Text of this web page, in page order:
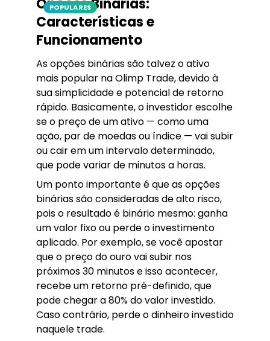
POPULARES
Opções Binárias:
Características e
Funcionamento
As opções binárias são talvez o ativo
mais popular na Olimp Trade, devido à
sua simplicidade e potencial de retorno
rápido. Basicamente, o investidor escolhe
se o preço de um ativo — como uma
ação, par de moedas ou índice — vai subir
ou cair em um intervalo determinado,
que pode variar de minutos a horas.
Um ponto importante é que as opções
binárias são consideradas de alto risco,
pois o resultado é binário mesmo: ganha
um valor fixo ou perde o investimento
aplicado. Por exemplo, se você apostar
que o preço do ouro vai subir nos
próximos 30 minutos e isso acontecer,
recebe um retorno pré-definido, que
pode chegar a 80% do valor investido.
Caso contrário, perde o dinheiro investido
naquele trade.